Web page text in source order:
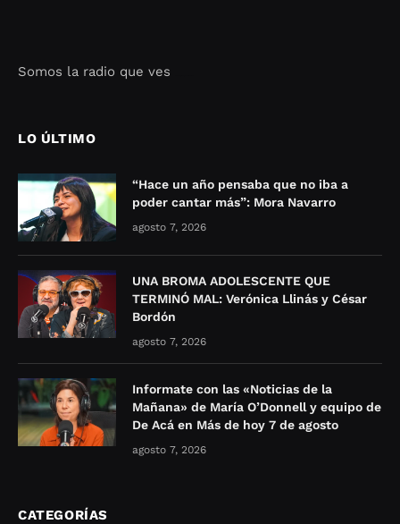
Somos la radio que ves
LO ÚLTIMO
“Hace un año pensaba que no iba a
poder cantar más”: Mora Navarro
agosto 7, 2026
UNA BROMA ADOLESCENTE QUE
TERMINÓ MAL: Verónica Llinás y César
Bordón
agosto 7, 2026
Informate con las «Noticias de la
Mañana» de María O’Donnell y equipo de
De Acá en Más de hoy 7 de agosto
agosto 7, 2026
CATEGORÍAS